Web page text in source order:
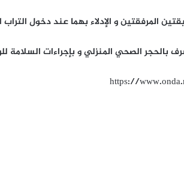
المرفقتين و الإدلاء بهما عند دخول
بالحجر الصحي المنزلي و بإجراءات السلامة